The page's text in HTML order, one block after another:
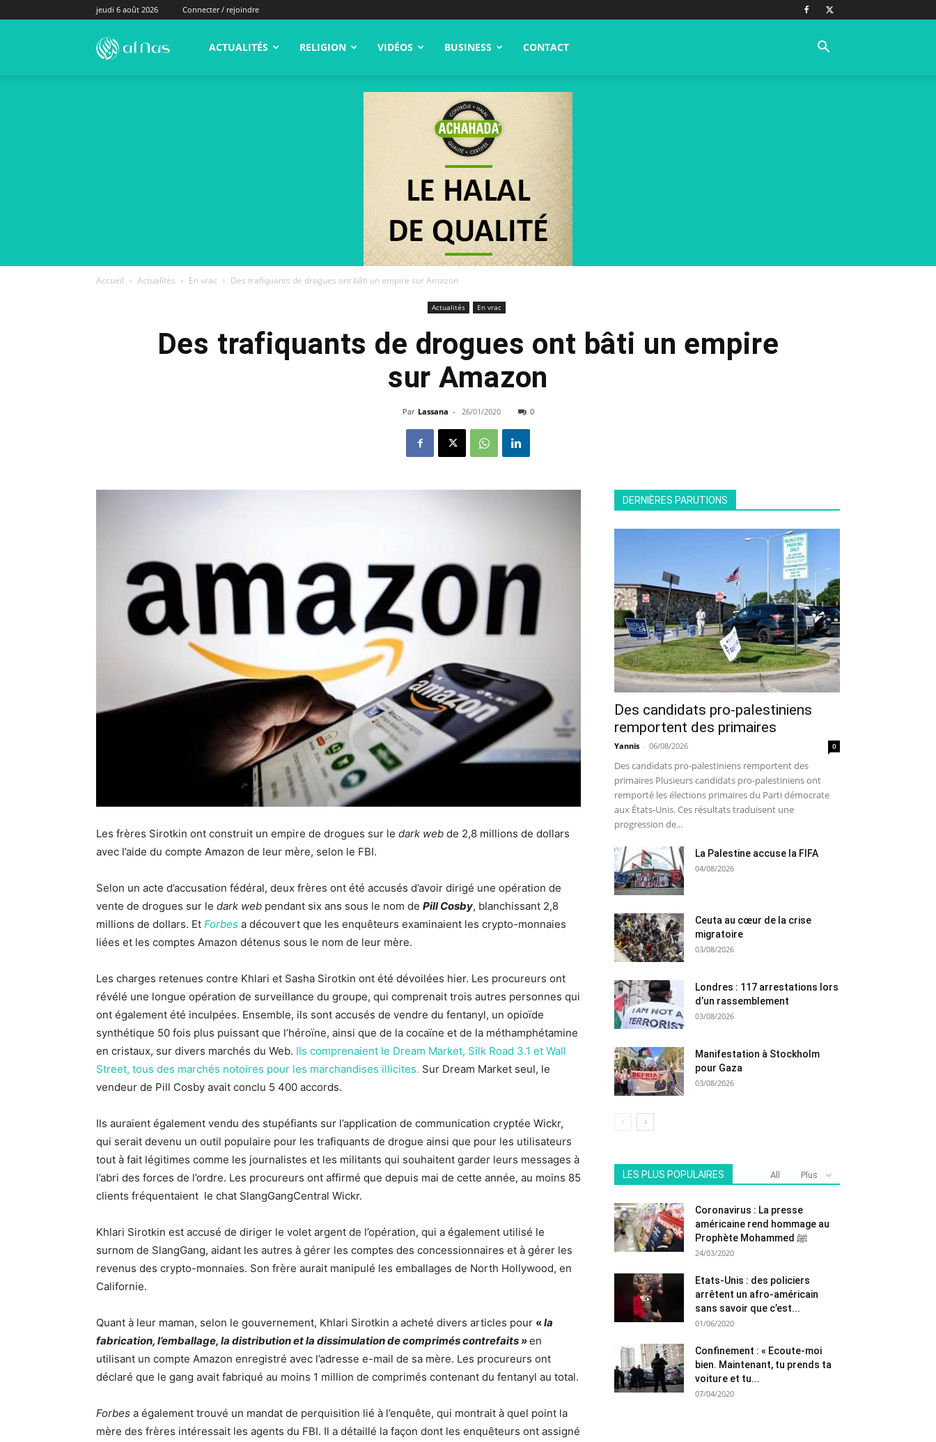
jeudi 6 août 2026 Connecter / rejoindre
alNas.fr ACTUALITÉS RELIGION VIDÉOS BUSINESS CONTACT
Accueil Actualités En vrac Des trafiquants de drogues ont bâti un empire sur Amazon
Actualités En vrac
Des trafiquants de drogues ont bâti un empire
sur Amazon
Par Lassana - 26/01/2020 0
Les frères Sirotkin ont construit un empire de drogues sur le dark web de 2,8 millions de dollars
avec l’aide du compte Amazon de leur mère, selon le FBI.
Selon un acte d’accusation fédéral, deux frères ont été accusés d’avoir dirigé une opération de
vente de drogues sur le dark web pendant six ans sous le nom de Pill Cosby, blanchissant 2,8
millions de dollars. Et Forbes a découvert que les enquêteurs examinaient les crypto-monnaies
liées et les comptes Amazon détenus sous le nom de leur mère.
Les charges retenues contre Khlari et Sasha Sirotkin ont été dévoilées hier. Les procureurs ont
révélé une longue opération de surveillance du groupe, qui comprenait trois autres personnes qui
ont également été inculpées. Ensemble, ils sont accusés de vendre du fentanyl, un opioïde
synthétique 50 fois plus puissant que l’héroïne, ainsi que de la cocaïne et de la méthamphétamine
en cristaux, sur divers marchés du Web. Ils comprenaient le Dream Market, Silk Road 3.1 et Wall
Street, tous des marchés notoires pour les marchandises illicites. Sur Dream Market seul, le
vendeur de Pill Cosby avait conclu 5 400 accords.
Ils auraient également vendu des stupéfiants sur l’application de communication cryptée Wickr,
qui serait devenu un outil populaire pour les trafiquants de drogue ainsi que pour les utilisateurs
tout à fait légitimes comme les journalistes et les militants qui souhaitent garder leurs messages à
l’abri des forces de l’ordre. Les procureurs ont affirmé que depuis mai de cette année, au moins 85
clients fréquentaient le chat SlangGangCentral Wickr.
Khlari Sirotkin est accusé de diriger le volet argent de l’opération, qui a également utilisé le
surnom de SlangGang, aidant les autres à gérer les comptes des concessionnaires et à gérer les
revenus des crypto-monnaies. Son frère aurait manipulé les emballages de North Hollywood, en
Californie.
Quant à leur maman, selon le gouvernement, Khlari Sirotkin a acheté divers articles pour «la
fabrication, l’emballage, la distribution et la dissimulation de comprimés contrefaits »en
utilisant un compte Amazon enregistré avec l’adresse e-mail de sa mère. Les procureurs ont
déclaré que le gang avait fabriqué au moins 1 million de comprimés contenant du fentanyl au total.
Forbes a également trouvé un mandat de perquisition lié à l’enquête, qui montrait à quel point la
mère des frères intéressait les agents du FBI. Il a détaillé la façon dont les enquêteurs ont assigné
DERNIÈRES PARUTIONS
Des candidats pro-palestiniens
remportent des primaires
Yannis - 06/08/2026 0
Des candidats pro-palestiniens remportent des
primaires Plusieurs candidats pro-palestiniens ont
remporté les élections primaires du Parti démocrate
aux États-Unis. Ces résultats traduisent une
progression de...
La Palestine accuse la FIFA
04/08/2026
Ceuta au cœur de la crise
migratoire
03/08/2026
Londres : 117 arrestations lors
d’un rassemblement
03/08/2026
Manifestation à Stockholm
pour Gaza
03/08/2026
LES PLUS POPULAIRES All Plus
Coronavirus : La presse
américaine rend hommage au
Prophète Mohammed ﷺ
24/03/2020
Etats-Unis : des policiers
arrêtent un afro-américain
sans savoir que c’est...
01/06/2020
Confinement : « Ecoute-moi
bien. Maintenant, tu prends ta
voiture et tu...
07/04/2020